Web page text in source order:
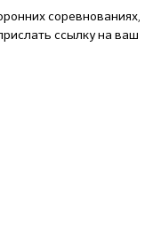
соревнованиях,
ссылку на ваш